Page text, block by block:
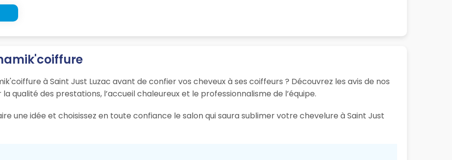
à Saint Just Luzac avant de confier vos cheveux à ses coiffeurs ? Découvrez les avis de nos
qualité des prestations, l’accueil chaleureux et le professionnalisme de l’équipe.
une idée et choisissez en toute confiance le salon qui saura sublimer votre chevelure à Saint Just